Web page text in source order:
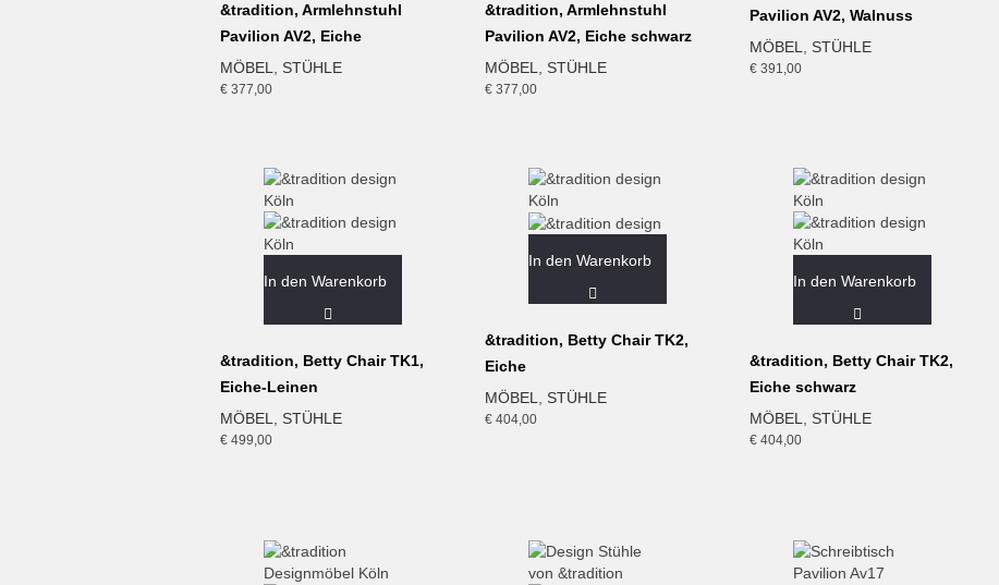
&tradition, Armlehnstuhl
Pavilion AV2, Eiche
MÖBEL
STÜHLE
€ 377,00
&tradition, Armlehnstuhl
Pavilion AV2, Eiche schwarz
MÖBEL
STÜHLE
€377,00
Pavilion AV2, Walnuss
MÖBEL, STÜHLE
€391,00
In den Warenkorb
&tradition, Betty Chair TK1,
Eiche-Leinen
MÖBEL
STÜHLE
€ 499,00
In den Warenkorb
&tradition, Betty Chair TK2,
Eiche
MÖBEL
STÜHLE
€404,00
In den Warenkorb
&tradition, Betty Chair TK2,
Eiche schwarz
MÖBEL
STÜHLE
€404,00